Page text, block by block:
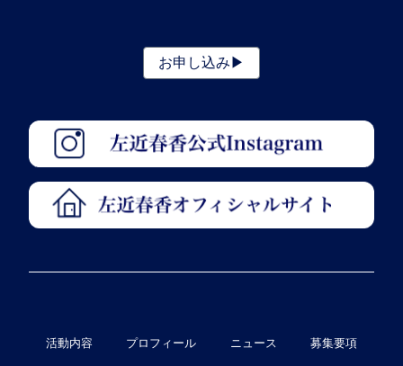
お申し込み▶︎
活動内容 プロフィール ニュース 募集要項